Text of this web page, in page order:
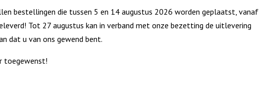
gesloten Journal: I Know the Plans
bestellingen die tussen 5 en 14 augustus 2026 worden geplaatst, vanaf
Tot 27 augustus kan in verband met onze bezetting de uitlevering
dat u van ons gewend bent.
toegewenst!